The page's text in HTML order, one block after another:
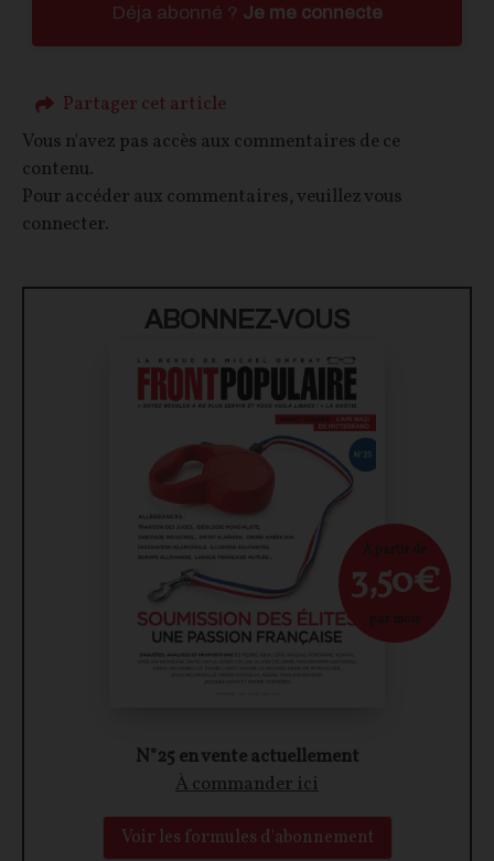
Déja abonné ? Je me connecte
Partager cet article
Vous n'avez pas accès aux commentaires de ce
contenu.
Pour accéder aux commentaires, veuillez vous
connecter.
ABONNEZ-VOUS
N°25 en vente actuellement
À commander ici
Voir les formules d'abonnement
À partir de
3,50€
par mois